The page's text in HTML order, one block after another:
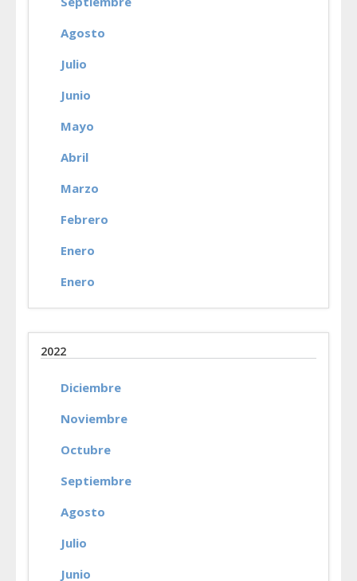
Agosto
Julio
Junio
Mayo
Abril
Marzo
Febrero
Enero
Enero
2022
Diciembre
Noviembre
Octubre
Septiembre
Agosto
Julio
Junio